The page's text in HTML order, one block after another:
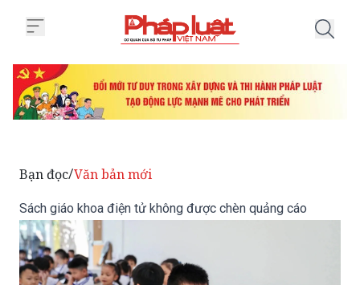
Bạn đọc/Văn bản mới
Sách giáo khoa điện tử không được chèn quảng cáo